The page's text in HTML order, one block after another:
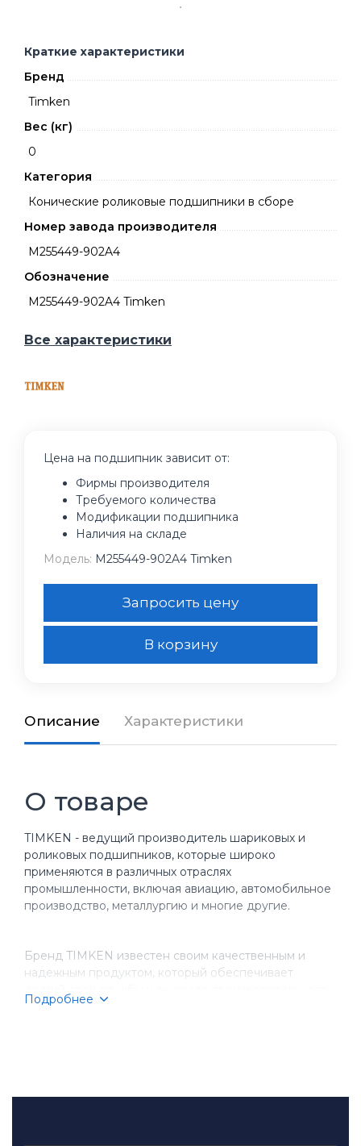
Краткие характеристики
Бренд
Timken
Вес (кг)
0
Категория
Конические роликовые подшипники в сборе
Номер завода производителя
M255449-902A4
Обозначение
M255449-902A4 Timken
Все характеристики
Цена на подшипник зависит от:
Фирмы производителя
Требуемого количества
Модификации подшипника
Наличия на складе
Модель: M255449-902A4 Timken
Запросить цену
В корзину
Описание Характеристики
О товаре
TIMKEN - ведущий производитель шариковых и
роликовых подшипников, которые широко
применяются в различных отраслях
промышленности, включая авиацию, автомобильное
производство, металлургию и многие другие.
Бренд TIMKEN известен своим качественным и
надежным продуктом, который обеспечивает
оборудования. Компания имеет более чем
Подробнее